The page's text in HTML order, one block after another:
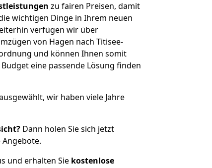
zu fairen Preisen, damit
wichtigen Dinge in Ihrem neuen
verfügen wir über
von Hagen nach Titisee-
und können Ihnen somit
eine passende Lösung finden
wir haben viele Jahre
Dann holen Sie sich jetzt
und erhalten Sie kostenlose